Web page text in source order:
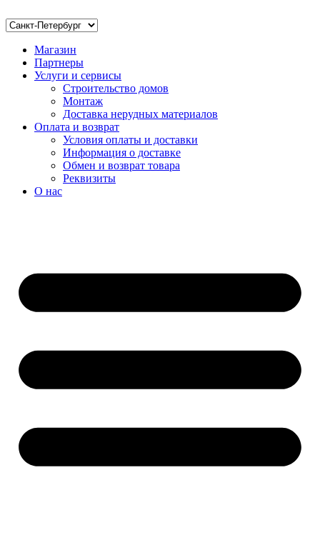
Магазин
Партнеры
Услуги и сервисы
Строительство домов
Монтаж
Доставка нерудных материалов
Оплата и возврат
Условия оплаты и доставки
Информация о доставке
Обмен и возврат товара
Реквизиты
О нас